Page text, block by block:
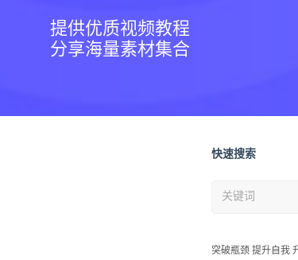
提供优质视频教程
分享海量素材集合
快速搜索
突破瓶颈 提升自我